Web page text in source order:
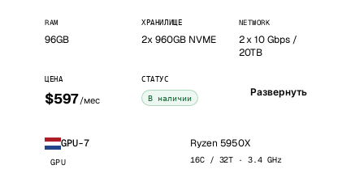
RAM
96GB
ХРАНИЛИЩЕ
2x 960GB NVME
NETWORK
2 x 10 Gbps /
20TB
ЦЕНА
$597 /мес
СТАТУС
В наличии Развернуть
GPU-7
GPU
Ryzen 5950X
16C / 32T · 3.4 GHz